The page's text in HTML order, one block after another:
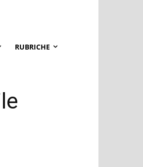
RUBRICHE